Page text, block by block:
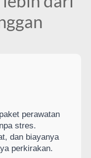
perawatan
stres.
dan biayanya
perkirakan.